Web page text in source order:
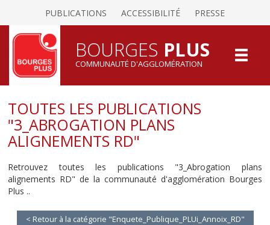
PUBLICATIONS ACCESSIBILITÉ PRESSE
BOURGES PLUS
COMMUNAUTÉ D'AGGLOMÉRATION
TOUTES LES PUBLICATIONS
"3_ABROGATION PLANS
ALIGNEMENTS RD"
Retrouvez toutes les publications "3_Abrogation plans
alignements RD" de la communauté d'agglomération Bourges
Plus ..
< Retour à la catégorie "Enquete_Publique_PLUi_Annoix_RD"